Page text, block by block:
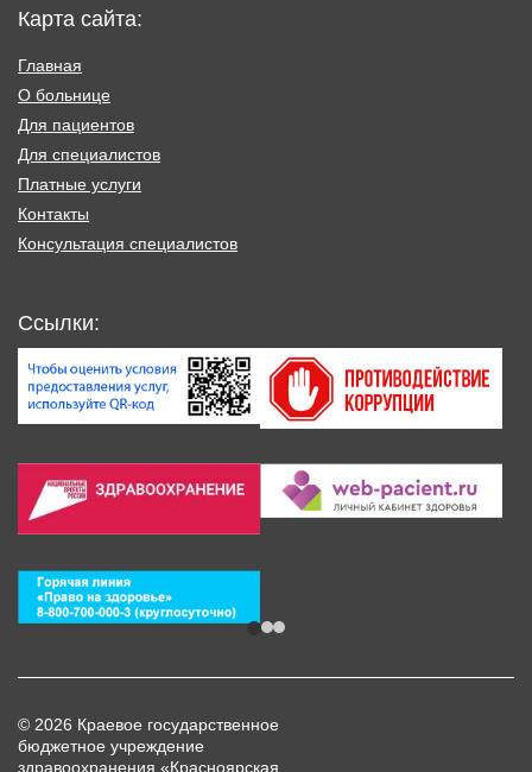
Карта сайта:
Главная
О больнице
Для пациентов
Для специалистов
Платные услуги
Контакты
Консультация специалистов
Ссылки:
© 2026 Краевое государственное
бюджетное учреждение
здравоохранения «Красноярская